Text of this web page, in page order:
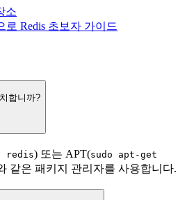
소
로 Redis 초보자 가이드
합니까?
redis) 또는 APT(sudo apt-get
같은 패키지 관리자를 사용합니다.